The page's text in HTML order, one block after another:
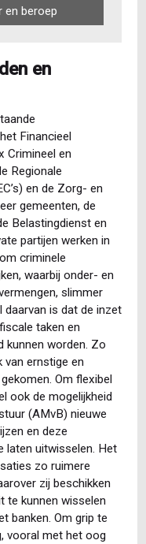
en beroep
en
Financieel
Crimineel en
Regionale
en de Zorg- en
gemeenten, de
Belastingdienst en
partijen werken in
criminele
waarbij onder- en
slimmer
daarvan is dat de inzet
taken en
kunnen worden. Zo
ernstige en
Om flexibel
ook de mogelijkheid
(AMvB) nieuwe
en deze
laten uitwisselen. Het
zo ruimere
zij beschikken
te kunnen wisselen
banken. Om grip te
vooral met het oog